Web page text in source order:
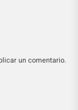
un comentario.